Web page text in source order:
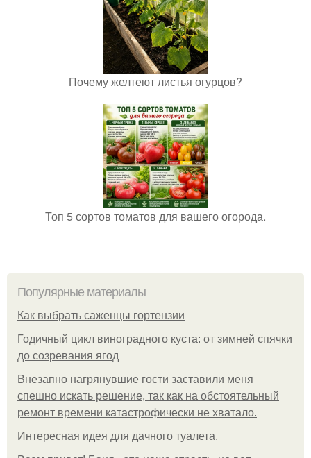
Почему желтеют листья огурцов?
Топ 5 сортов томатов для вашего огорода.
Популярные материалы
Как выбрать саженцы гортензии
Годичный цикл виноградного куста: от зимней спячки
до созревания ягод
Внезапно нагрянувшие гости заставили меня
спешно искать решение, так как на обстоятельный
ремонт времени катастрофически не хватало.
Интересная идея для дачного туалета.